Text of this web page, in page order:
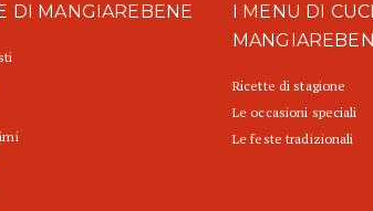
DI MANGIAREBENE
I MENU DI
Ricette di stagione
Le occasioni speciali
Le feste tradizionali